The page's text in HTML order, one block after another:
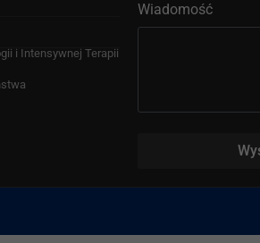
i Intensywnej Terapii
Wiadomość